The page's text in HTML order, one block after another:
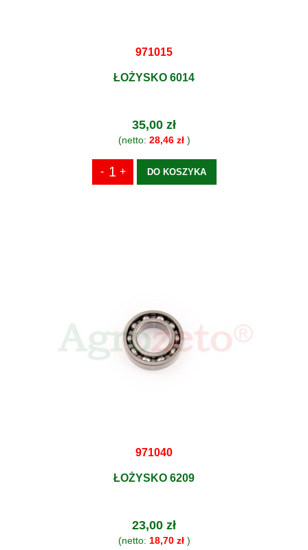
971015
ŁOŻYSKO 6014
35,00 zł
(netto: 28,46 zł)
DO KOSZYKA
971040
ŁOŻYSKO 6209
23,00 zł
(netto: 18,70 zł)